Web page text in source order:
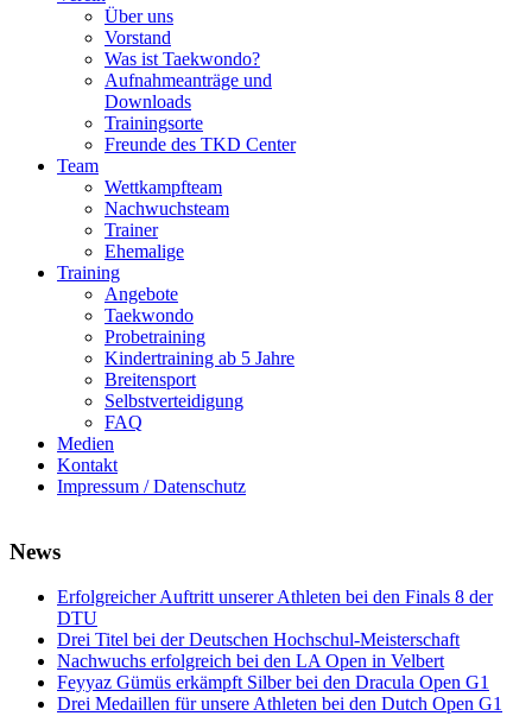
Über uns
Vorstand
Was ist Taekwondo?
Aufnahmeanträge und
Downloads
Trainingsorte
Freunde des TKD Center
Team
Wettkampfteam
Nachwuchsteam
Trainer
Ehemalige
Training
Angebote
Taekwondo
Probetraining
Kindertraining ab 5 Jahre
Breitensport
Selbstverteidigung
FAQ
Medien
Kontakt
Impressum / Datenschutz
News
Erfolgreicher Auftritt unserer Athleten bei den Finals 8 der
DTU
Drei Titel bei der Deutschen Hochschul-Meisterschaft
Nachwuchs erfolgreich bei den LA Open in Velbert
Feyyaz Gümüs erkämpft Silber bei den Dracula Open G1
Drei Medaillen für unsere Athleten bei den Dutch Open G1